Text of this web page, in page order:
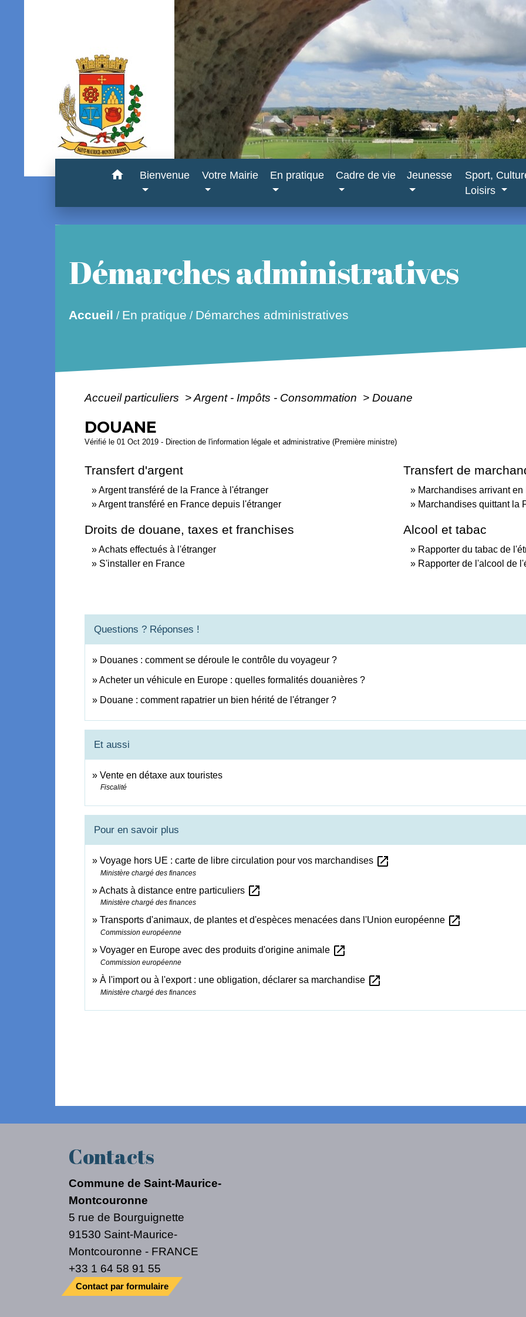
home Bienvenue Votre Mairie En pratique Cadre de vie Jeunesse
Sport,
Loisirs
Démarches administratives
Accueil / En pratique / Démarches administratives
Accueil particuliers >Argent - Impôts - Consommation > Douane
DOUANE
Vérifié le 01 Oct 2019 - Direction de l'information légale et administrative (Première ministre)
Transfert d'argent
Argent transféré de la France à l'étranger
Argent transféré en France depuis l'étranger
Transfert de
Marchandises arrivant en
Marchandises quittant la
Droits de douane, taxes et franchises
Achats effectués à l'étranger
S'installer en France
Alcool et tabac
Rapporter du tabac de
Rapporter de l'alcool de
Questions ? Réponses !
Douanes : comment se déroule le contrôle du voyageur ?
Acheter un véhicule en Europe : quelles formalités douanières ?
Douane : comment rapatrier un bien hérité de l'étranger ?
Et aussi
Vente en détaxe aux touristes
Fiscalité
Pour en savoir plus
Voyage hors UE : carte de libre circulation pour vos marchandises open_in_new
Ministère chargé des finances
Achats à distance entre particuliers open_in_new
Ministère chargé des finances
Transports d'animaux, de plantes et d'espèces menacées dans l'Union européenne open_in_new
Commission européenne
Voyager en Europe avec des produits d'origine animale open_in_new
Commission européenne
À l'import ou à l'export : une obligation, déclarer sa marchandise open_in_new
Ministère chargé des finances
Contacts
Commune de Saint-Maurice-
Montcouronne
5 rue de Bourguignette
91530 Saint-Maurice-
Montcouronne - FRANCE
+33 1 64 58 91 55
Contact par formulaire